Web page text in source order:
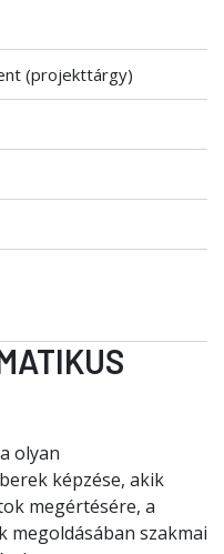
(projekttárgy)
olyan
képzése, akik
megértésére, a
szakmai